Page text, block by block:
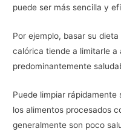
puede ser más sencilla y
Por ejemplo, basar su
calórica tiende a limitarle a
predominantemente
Puede limpiar
los alimentos procesados
generalmente son poco